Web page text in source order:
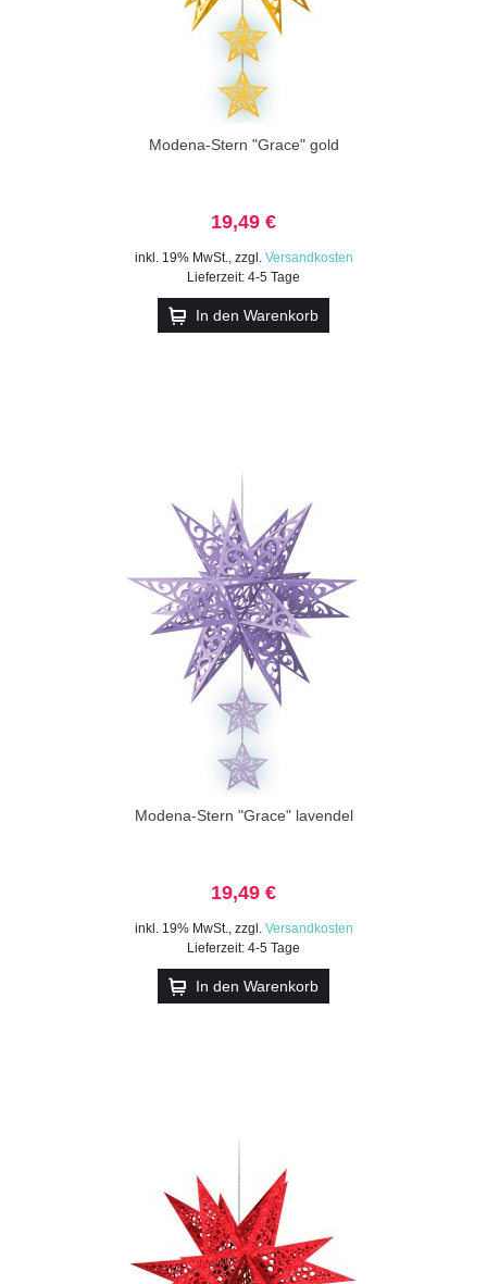
Modena-Stern "Grace" gold
19,49 €
inkl. 19% MwSt., zzgl. Versandkosten
Lieferzeit: 4-5 Tage
In den Warenkorb
Modena-Stern "Grace" lavendel
19,49 €
inkl. 19% MwSt., zzgl. Versandkosten
Lieferzeit: 4-5 Tage
In den Warenkorb